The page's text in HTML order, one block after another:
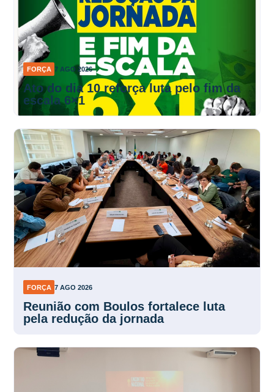
7 AGO 2026
Ato do dia 10 reforça luta pelo fim da
escala 6×1
Reunião com Boulos fortalece luta